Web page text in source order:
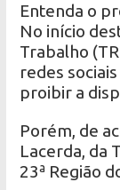
Entenda o
No início
Trabalho
redes
proibir a
Porém, de
Lacerda, da
23ª Região